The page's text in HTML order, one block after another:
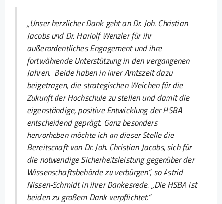
„Unser herzlicher Dank geht an Dr. Joh. Christian
Jacobs und Dr. Hariolf Wenzler für ihr
außerordentliches Engagement und ihre
fortwährende Unterstützung in den vergangenen
Jahren. Beide haben in ihrer Amtszeit dazu
beigetragen, die strategischen Weichen für die
Zukunft der Hochschule zu stellen und damit die
eigenständige, positive Entwicklung der HSBA
entscheidend geprägt. Ganz besonders
hervorheben möchte ich an dieser Stelle die
Bereitschaft von Dr. Joh. Christian Jacobs, sich für
die notwendige Sicherheitsleistung gegenüber der
Wissenschaftsbehörde zu verbürgen“, so Astrid
Nissen-Schmidt in ihrer Dankesrede. „Die HSBA ist
beiden zu großem Dank verpflichtet.“